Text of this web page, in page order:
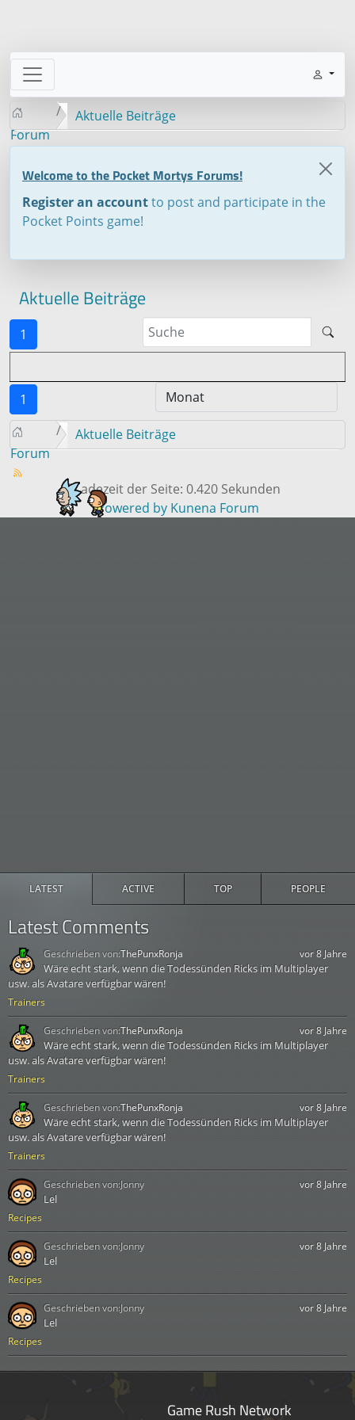
LATEST ACTIVE TOP PEOPLE
Latest Comments
Trainers
vor 8 Jahre
Wäre echt stark, wenn die Todessünden Ricks im Multiplayer
usw. als Avatare verfügbar wären!
Geschrieben von:ThePunxRonja
Trainers
vor 8 Jahre
Wäre echt stark, wenn die Todessünden Ricks im Multiplayer
usw. als Avatare verfügbar wären!
Geschrieben von:ThePunxRonja
Trainers
vor 8 Jahre
Wäre echt stark, wenn die Todessünden Ricks im Multiplayer
usw. als Avatare verfügbar wären!
Geschrieben von:ThePunxRonja
Recipes
vor 8 Jahre
Lel
Geschrieben von:Jonny
Recipes
vor 8 Jahre
Lel
Geschrieben von:Jonny
Recipes
vor 8 Jahre
Lel
Geschrieben von:Jonny
Forum
Aktuelle Beiträge
Welcome to the Pocket Mortys Forums!
Register an accountto post and participate in the
Pocket Points game!
Aktuelle Beiträge
1
1
Forum
Aktuelle Beiträge
Ladezeit der Seite: 0.420 Sekunden
Powered by Kunena Forum
Game Rush Network